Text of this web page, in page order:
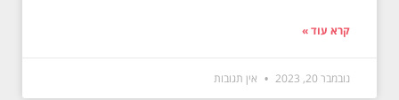
קרא עוד »
נובמבר 20, 2023 אין תגובות